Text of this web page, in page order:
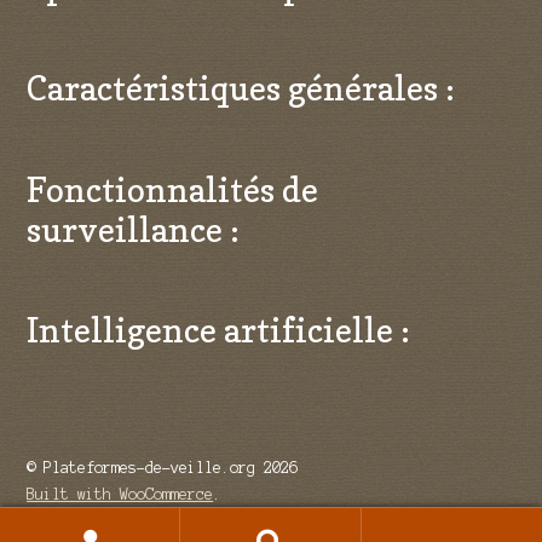
Caractéristiques générales :
Fonctionnalités de
surveillance :
Intelligence artificielle :
© Plateformes-de-veille.org 2026
Built with WooCommerce